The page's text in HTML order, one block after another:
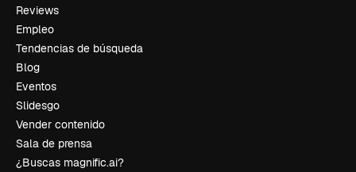
Reviews
Empleo
Tendencias de búsqueda
Blog
Eventos
Slidesgo
Vender contenido
Sala de prensa
¿Buscas magnific.ai?